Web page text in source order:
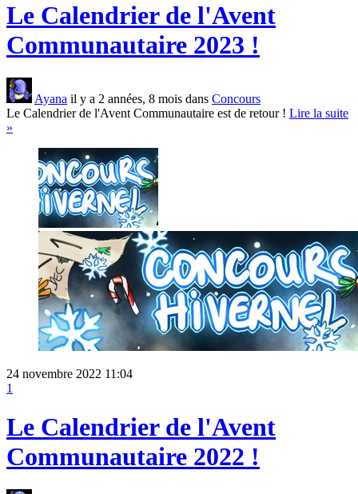
Le Calendrier de l'Avent
Communautaire 2023 !
Ayana il y a 2 années, 8 mois dans Concours
Le Calendrier de l'Avent Communautaire est de retour ! Lire la suite
»
24 novembre 2022 11:04
1
Le Calendrier de l'Avent
Communautaire 2022 !